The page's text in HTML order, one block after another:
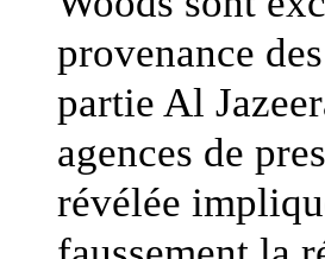
provenance
partie Al
agences de
révélée